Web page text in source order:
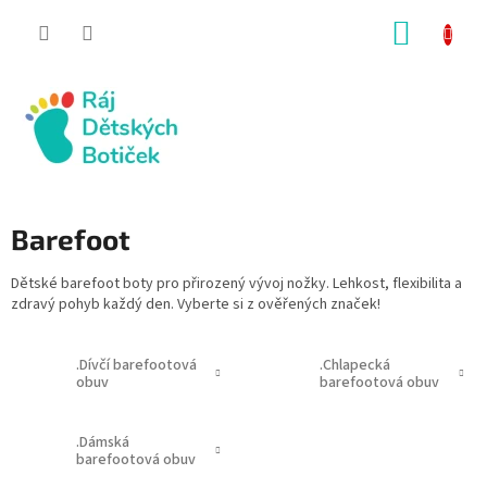
Barefoot
Dětské barefoot boty pro přirozený vývoj nožky. Lehkost, flexibilita a
zdravý pohyb každý den. Vyberte si z ověřených značek!
.Dívčí barefootová
obuv
.Chlapecká
barefootová obuv
.Dámská
barefootová obuv